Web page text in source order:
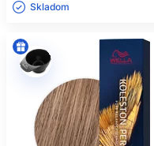
Skladom ㅤ